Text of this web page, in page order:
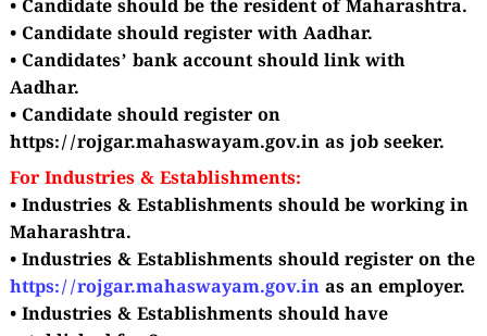
• Candidate should be the resident of Maharashtra.
• Candidate should register with Aadhar.
• Candidates’ bank account should link with
Aadhar.
• Candidate should register on
https://rojgar.mahaswayam.gov.in as job seeker.
For Industries & Establishments:
• Industries & Establishments should be working in
Maharashtra.
• Industries & Establishments should register on the
https://rojgar.mahaswayam.gov.in as anemployer.
• Industries & Establishments should have